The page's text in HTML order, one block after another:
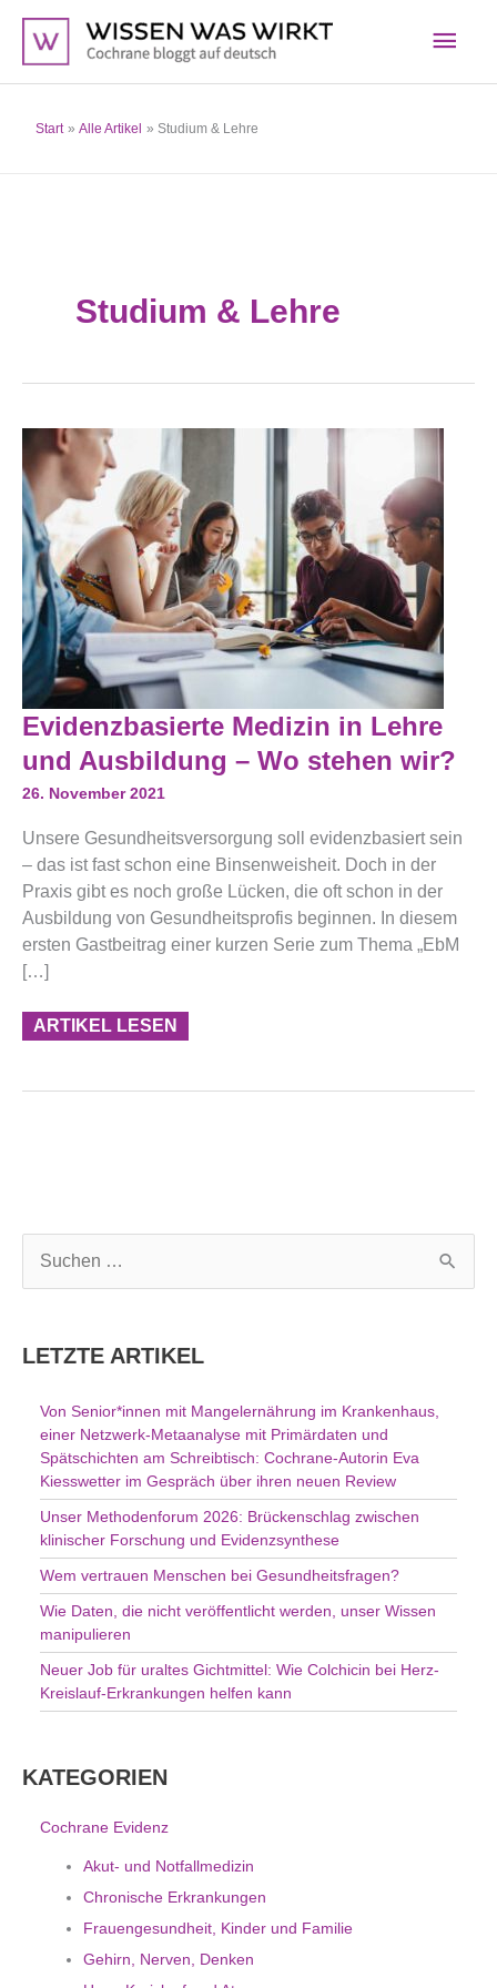
Inhalt
springen
Start Alle Artikel Studium & Lehre
Studium & Lehre
Evidenzbasierte Medizin in Lehre
und Ausbildung – Wo stehen wir?
26. November 2021
Unsere Gesundheitsversorgung soll evidenzbasiert sein
– das ist fast schon eine Binsenweisheit. Doch in der
Praxis gibt es noch große Lücken, die oft schon in der
Ausbildung von Gesundheitsprofis beginnen. In diesem
ersten Gastbeitrag einer kurzen Serie zum Thema „EbM
[…]
Evidenzbasierte
Medizin
In
Lehre
Und
Ausbildung
Wo
Stehen
Wir?
ARTIKEL LESEN
u
e
LETZTE ARTIKEL
Von Senior*innen mit Mangelernährung im Krankenhaus,
einer Netzwerk-Metaanalyse mit Primärdaten und
Spätschichten am Schreibtisch: Cochrane-Autorin Eva
Kiesswetter im Gespräch über ihren neuen Review
Unser Methodenforum 2026: Brückenschlag zwischen
klinischer Forschung und Evidenzsynthese
Wem vertrauen Menschen bei Gesundheitsfragen?
Wie Daten, die nicht veröffentlicht werden, unser Wissen
manipulieren
Neuer Job für uraltes Gichtmittel: Wie Colchicin bei Herz-
Kreislauf-Erkrankungen helfen kann
KATEGORIEN
Cochrane Evidenz
Akut- und Notfallmedizin
Chronische Erkrankungen
Frauengesundheit, Kinder und Familie
Gehirn, Nerven, Denken